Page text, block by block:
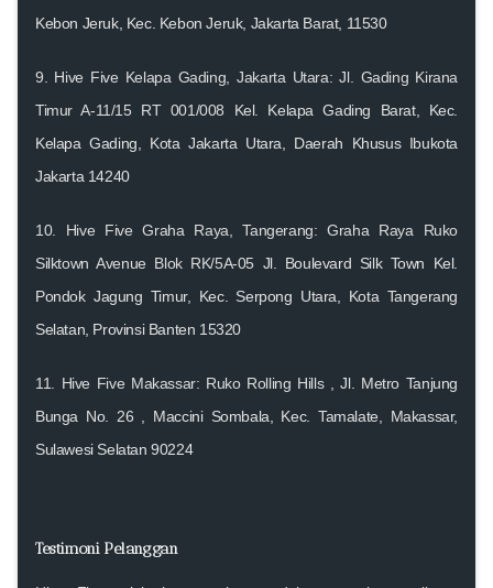
Kebon Jeruk, Kec. Kebon Jeruk, Jakarta Barat, 11530
9. Hive Five Kelapa Gading, Jakarta Utara: Jl. Gading Kirana
Timur A-11/15 RT 001/008 Kel. Kelapa Gading Barat, Kec.
Kelapa Gading, Kota Jakarta Utara, Daerah Khusus Ibukota
Jakarta 14240
10. Hive Five Graha Raya, Tangerang: Graha Raya Ruko
Silktown Avenue Blok RK/5A-05 Jl. Boulevard Silk Town Kel.
Pondok Jagung Timur, Kec. Serpong Utara, Kota Tangerang
Selatan, Provinsi Banten 15320
11. Hive Five Makassar: Ruko Rolling Hills
, Jl. Metro Tanjung
Bunga No. 26 , Maccini Sombala, Kec. Tamalate, Makassar,
Sulawesi Selatan 90224
Testimoni Pelanggan